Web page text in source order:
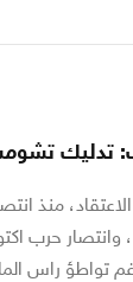
تدليك
منذ
تواطؤ راس